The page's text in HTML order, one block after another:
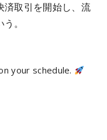
済取引を開始し、流
。
your schedule.